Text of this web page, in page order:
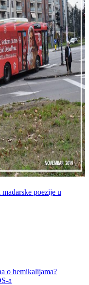
poezije u
o hemikalijama?
a